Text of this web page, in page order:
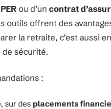
ou d’un contrat
outils offrent des
la retraite, c’est aussi
de sécurité.
:
sur des placements